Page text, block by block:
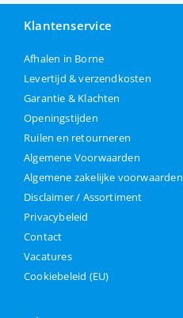
Klantenservice
Afhalen in Borne
Levertijd & verzendkosten
Garantie & Klachten
Openingstijden
Ruilen en retourneren
Algemene Voorwaarden
Algemene zakelijke voorwaarden
Disclaimer / Assortiment
Privacybeleid
Contact
Vacatures
Cookiebeleid (EU)